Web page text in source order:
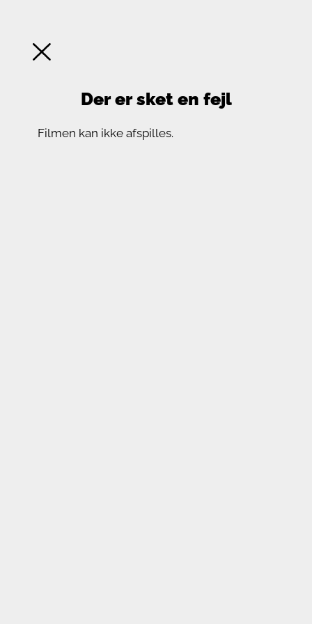
Der er sket en fejl
Filmen kan ikke afspilles.